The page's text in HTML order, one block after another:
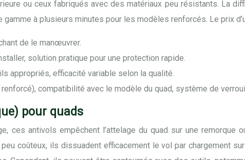
ou ceux fabriqués avec des matériaux peu résistants. La
à plusieurs minutes pour les modèles renforcés. Le prix
de le manœuvrer.
solution pratique pour une protection rapide.
appropriés, efficacité variable selon la qualité.
compatibilité avec le modèle du quad, système de
pour quads
ces antivols empêchent l’attelage du quad sur une
coûteux, ils dissuadent efficacement le vol par chargement